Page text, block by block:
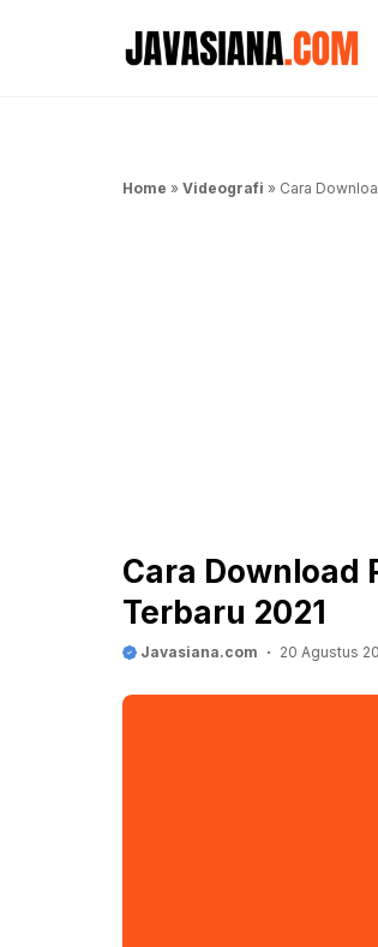
Home » Videografi » Cara
Cara Download
Terbaru 2021
Javasiana.com 20 Agustus